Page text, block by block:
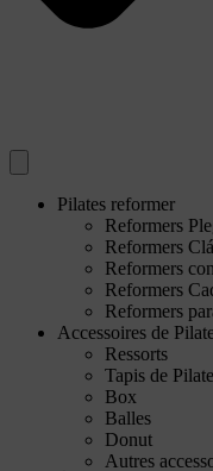
Pilates reformer
Reformers
Reformers
Reformers
Reformers
Reformers
Accessoires de
Ressorts
Tapis de
Box
Balles
Donut
Autres